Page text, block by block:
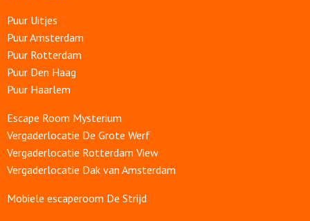
Puur Uitjes
Puur Amsterdam
Puur Rotterdam
Puur Den Haag
Puur Haarlem
Escape Room Mysterium
Vergaderlocatie De Grote Werf
Vergaderlocatie Rotterdam View
Vergaderlocatie Dak van Amsterdam
Mobiele escaperoom De Strijd